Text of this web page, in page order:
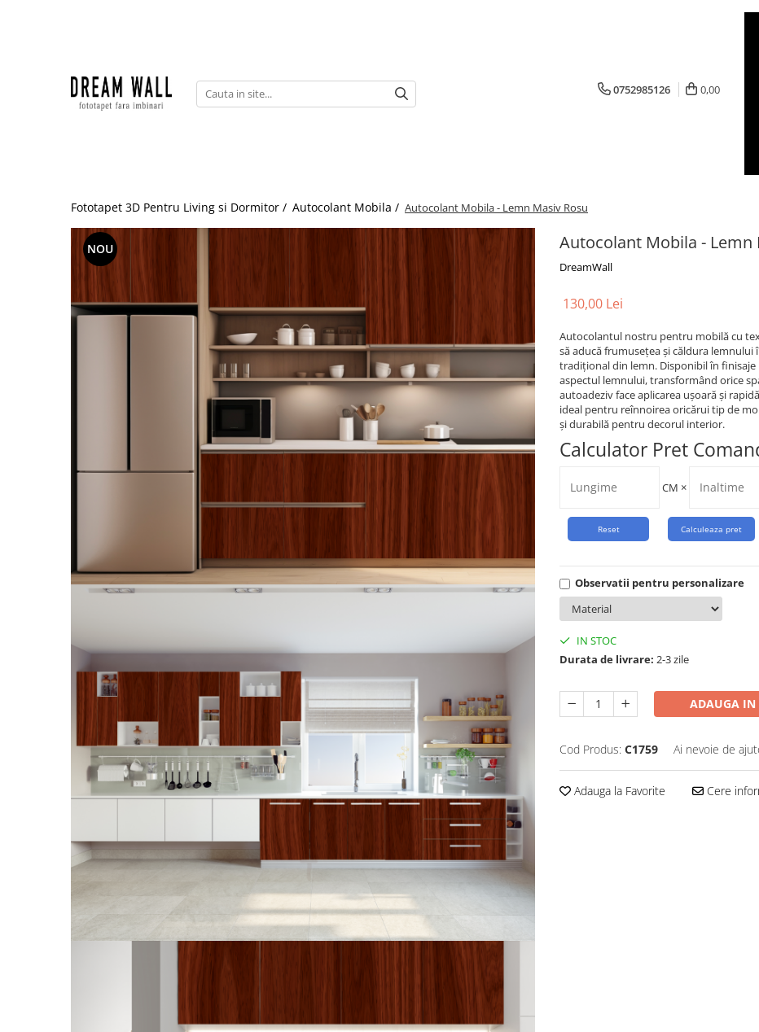
Fototapet 3D
0752985126 0,00
Fototapet 3D Pentru Living si Dormitor / Autocolant Mobila / Autocolant Mobila - Lemn Masiv Rosu
NOU Autocolant Mobila - Lemn
DreamWall
130,00 Lei
Autocolantul nostru pentru mobilă cu
să aducă frumusețea și căldura
tradițional din lemn. Disponibil în
aspectul lemnului, transformând orice
autoadeziv face aplicarea ușoară și
ideal pentru reînnoirea oricărui tip de
și durabilă pentru decorul interior.
Calculator Pret
CM ×
Observatii pentru personalizare
IN STOC
Durata de livrare: 2-3 zile
ADAUGA IN
Cod Produs: C1759 Ai nevoie de
Adauga la Favorite Cere